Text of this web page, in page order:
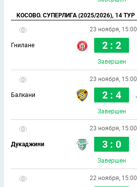
КОСОВО. СУПЕРЛИГА (2025/2026), 14 ТУР
23 ноября, 15:00
Гнилане 2 : 2
Завершен
23 ноября, 15:00
Балкани 2 : 4
Завершен
23 ноября, 15:00
Дукаджини 3 : 0
Завершен
22 ноября, 15:00